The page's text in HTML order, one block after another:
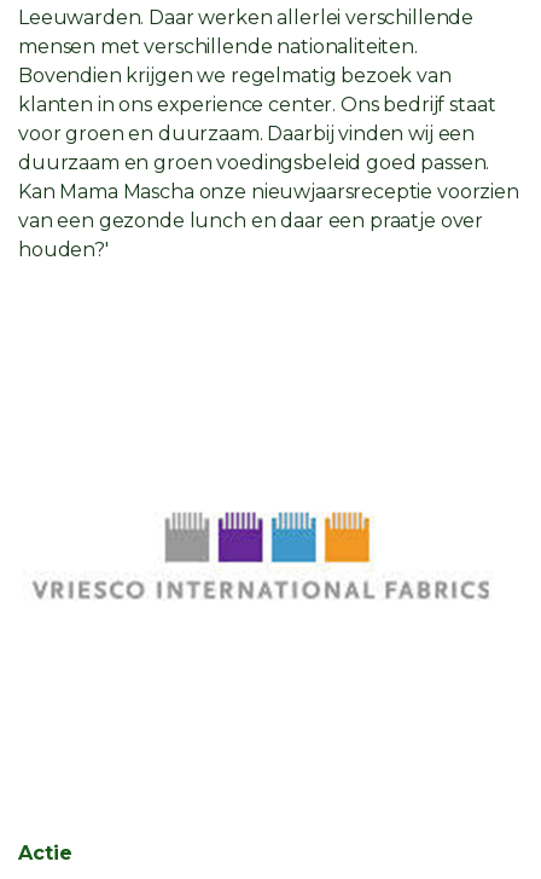
Leeuwarden. Daar werken allerlei verschillende
mensen met verschillende nationaliteiten.
Bovendien krijgen we regelmatig bezoek van
klanten in ons experience center. Ons bedrijf staat
voor groen en duurzaam. Daarbij vinden wij een
duurzaam en groen voedingsbeleid goed passen.
Kan Mama Mascha onze nieuwjaarsreceptie voorzien
van een gezonde lunch en daar een praatje over
houden?'
Actie